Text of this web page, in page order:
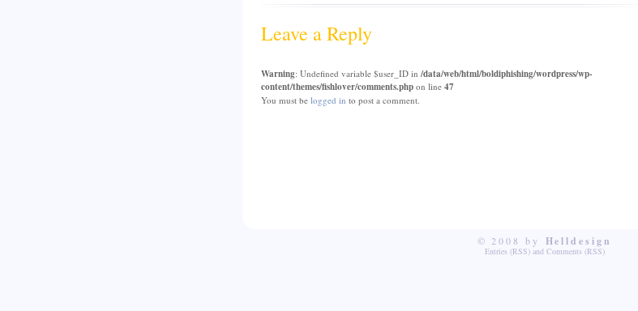
Leave a Reply
Warning: Undefined variable $user_ID in /data/web/html/boldiphishing/wordpress/wp-
content/themes/fishlover/comments.phpon line 47
You must be logged in to post a comment.
© 2008 by Helldesign
Entries (RSS) and Comments (RSS)